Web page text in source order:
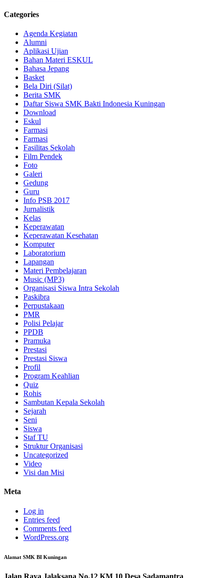
Categories
Agenda Kegiatan
Alumni
Aplikasi Ujian
Bahan Materi ESKUL
Bahasa Jepang
Basket
Bela Diri (Silat)
Berita SMK
Daftar Siswa SMK Bakti Indonesia Kuningan
Download
Eskul
Farmasi
Farmasi
Fasilitas Sekolah
Film Pendek
Foto
Galeri
Gedung
Guru
Info PSB 2017
Jurnalistik
Kelas
Keperawatan
Keperawatan Kesehatan
Komputer
Laboratorium
Lapangan
Materi Pembelajaran
Music (MP3)
Organisasi Siswa Intra Sekolah
Paskibra
Perpustakaan
PMR
Polisi Pelajar
PPDB
Pramuka
Prestasi
Prestasi Siswa
Profil
Program Keahlian
Quiz
Rohis
Sambutan Kepala Sekolah
Sejarah
Seni
Siswa
Staf TU
Struktur Organisasi
Uncategorized
Video
Visi dan Misi
Meta
Log in
Entries feed
Comments feed
WordPress.org
Alamat SMK BI Kuningan
Jalan Raya Jalaksana No.12 KM 10 Desa Sadamantra